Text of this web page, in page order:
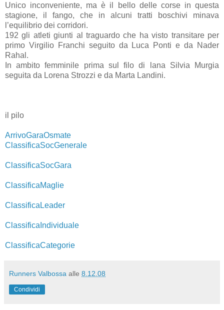
Unico inconveniente, ma è il bello delle corse in questa
stagione, il fango, che in alcuni tratti boschivi minava
l’equilibrio dei corridori.
192 gli atleti giunti al traguardo che ha visto transitare per
primo Virgilio Franchi seguito da Luca Ponti e da Nader
Rahal.
In ambito femminile prima sul filo di lana Silvia Murgia
seguita da Lorena Strozzi e da Marta Landini.
il pilo
ArrivoGaraOsmate
ClassificaSocGenerale
ClassificaSocGara
ClassificaMaglie
ClassificaLeader
ClassificaIndividuale
ClassificaCategorie
Runners Valbossa alle 8.12.08
Condividi